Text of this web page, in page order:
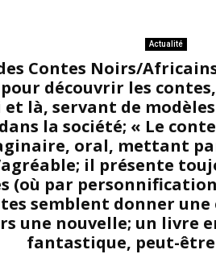
Actualité
Contes Noirs/
pour découvrir les
là, servant de
la société; « Le
oral, mettant
il présente
(où par
semblent donner
une nouvelle; un
fantastique, peut-